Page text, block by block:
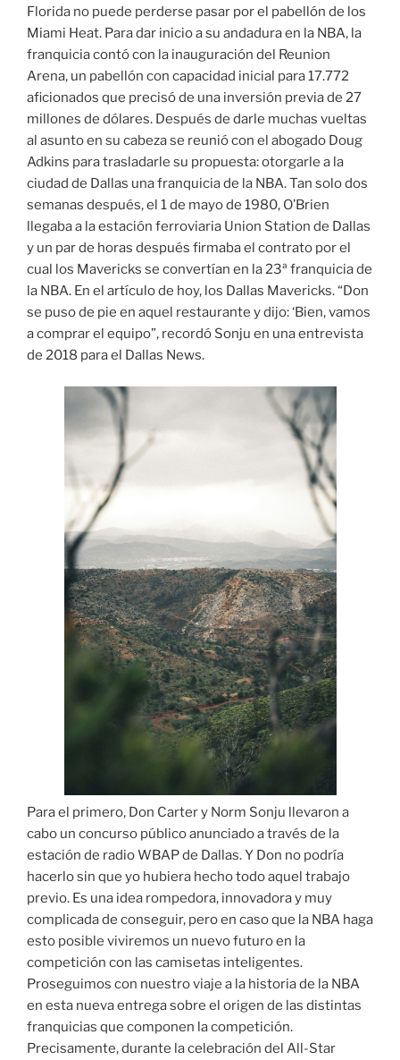
Florida no puede perderse pasar por el pabellón de los
Miami Heat. Para dar inicio a su andadura en la NBA, la
franquicia contó con la inauguración del Reunion
Arena, un pabellón con capacidad inicial para 17.772
aficionados que precisó de una inversión previa de 27
millones de dólares. Después de darle muchas vueltas
al asunto en su cabeza se reunió con el abogado Doug
Adkins para trasladarle su propuesta: otorgarle a la
ciudad de Dallas una franquicia de la NBA. Tan solo dos
semanas después, el 1 de mayo de 1980, O’Brien
llegaba a la estación ferroviaria Union Station de Dallas
y un par de horas después firmaba el contrato por el
cual los Mavericks se convertían en la 23ª franquicia de
la NBA. En el artículo de hoy, los Dallas Mavericks. “Don
se puso de pie en aquel restaurante y dijo: ‘Bien, vamos
a comprar el equipo”, recordó Sonju en una entrevista
de 2018 para el Dallas News.
Para el primero, Don Carter y Norm Sonju llevaron a
cabo un concurso público anunciado a través de la
estación de radio WBAP de Dallas. Y Don no podría
hacerlo sin que yo hubiera hecho todo aquel trabajo
previo. Es una idea rompedora, innovadora y muy
complicada de conseguir, pero en caso que la NBA haga
esto posible viviremos un nuevo futuro en la
competición con las camisetas inteligentes.
Proseguimos con nuestro viaje a la historia de la NBA
en esta nueva entrega sobre el origen de las distintas
franquicias que componen la competición.
Precisamente, durante la celebración del All-Star